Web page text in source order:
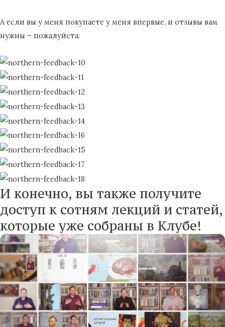
А если вы у меня покупаете у меня впервые, и отзывы вам
нужны – пожалуйста:
И конечно, вы также получите
доступ к сотням лекций и статей,
которые уже собраны в Клубе!